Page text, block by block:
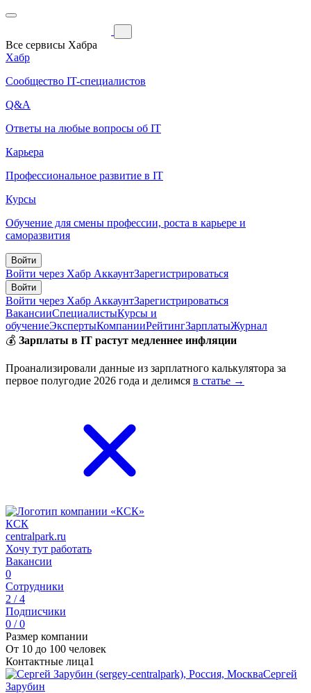
Все сервисы Хабра
Хабр
Сообщество IT-специалистов
Q&A
Ответы на любые вопросы об IT
Карьера
Профессиональное развитие в IT
Курсы
Обучение для смены профессии, роста в карьере и
саморазвития
Войти
Войти через Хабр АккаунтЗарегистрироваться
Войти
Войти через Хабр АккаунтЗарегистрироваться
ВакансииСпециалистыКурсы и
обучениеЭкспертыКомпанииРейтингЗарплатыЖурнал
💰 Зарплаты в IT растут медленнее инфляции
Проанализировали данные из зарплатного калькулятора за
первое полугодие 2026 года и делимся в статье →
КСК
centralpark.ru
Хочу тут работать
Вакансии
0
Сотрудники
2 / 4
Подписчики
0 / 0
Размер компании
От 10 до 100 человек
Контактные лица1
Сергей
Зарубин